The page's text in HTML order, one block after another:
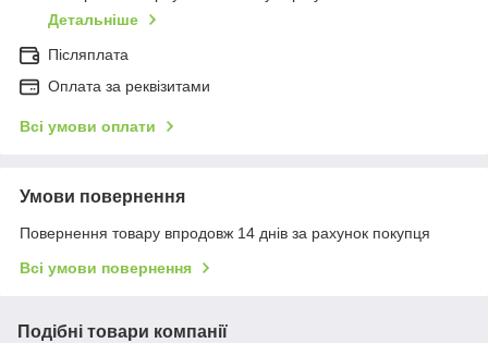
Детальніше
Післяплата
Оплата за реквізитами
Всі умови оплати
Умови повернення
Повернення товару впродовж 14 днів за рахунок покупця
Всі умови повернення
Подібні товари компанії